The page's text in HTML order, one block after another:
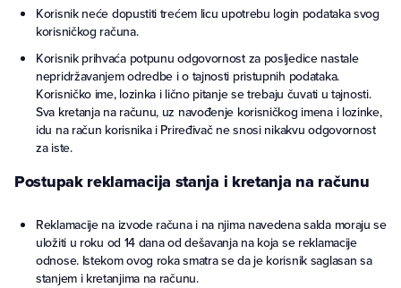
Korisnik neće dopustiti trećem licu upotrebu login podataka svog
korisničkog računa.
Korisnik prihvaća potpunu odgovornost za posljedice nastale
nepridržavanjem odredbe i o tajnosti pristupnih podataka.
Korisničko ime, lozinka i lično pitanje se trebaju čuvati u tajnosti.
Sva kretanja na računu, uz navođenje korisničkog imena i lozinke,
idu na račun korisnika i Priređivač ne snosi nikakvu odgovornost
za iste.
Postupak reklamacija stanja i kretanja na računu
Reklamacije na izvode računa i na njima navedena salda moraju se
uložiti u roku od 14 dana od dešavanja na koja se reklamacije
odnose. Istekom ovog roka smatra se da je korisnik saglasan sa
stanjem i kretanjima na računu.